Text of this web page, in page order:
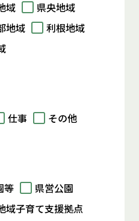
域
県央地域
地域
利根地域
仕事 その他
等
県営公園
域子育て支援拠点